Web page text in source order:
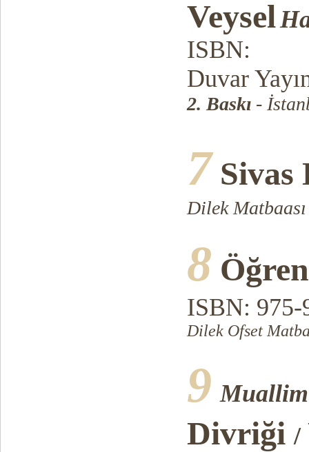
Veysel
ISBN:
Duvar
2. Baskı -
7 Sivas
Dilek
8
ISBN: 975-
Dilek Ofset
9
Divriği /